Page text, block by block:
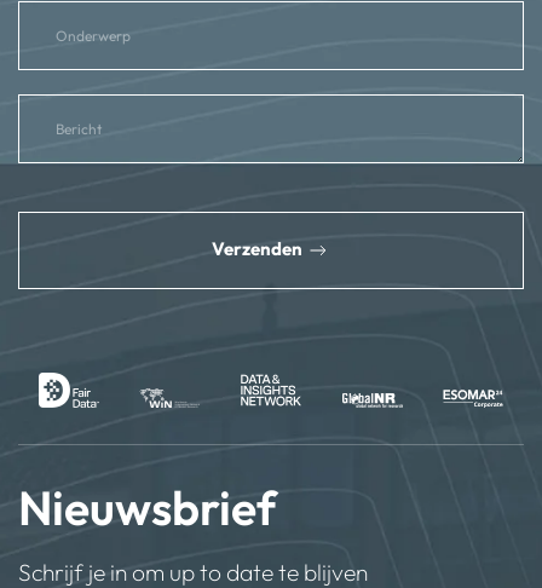
Verzenden
Nieuwsbrief
Schrijf je in om up to date te blijven